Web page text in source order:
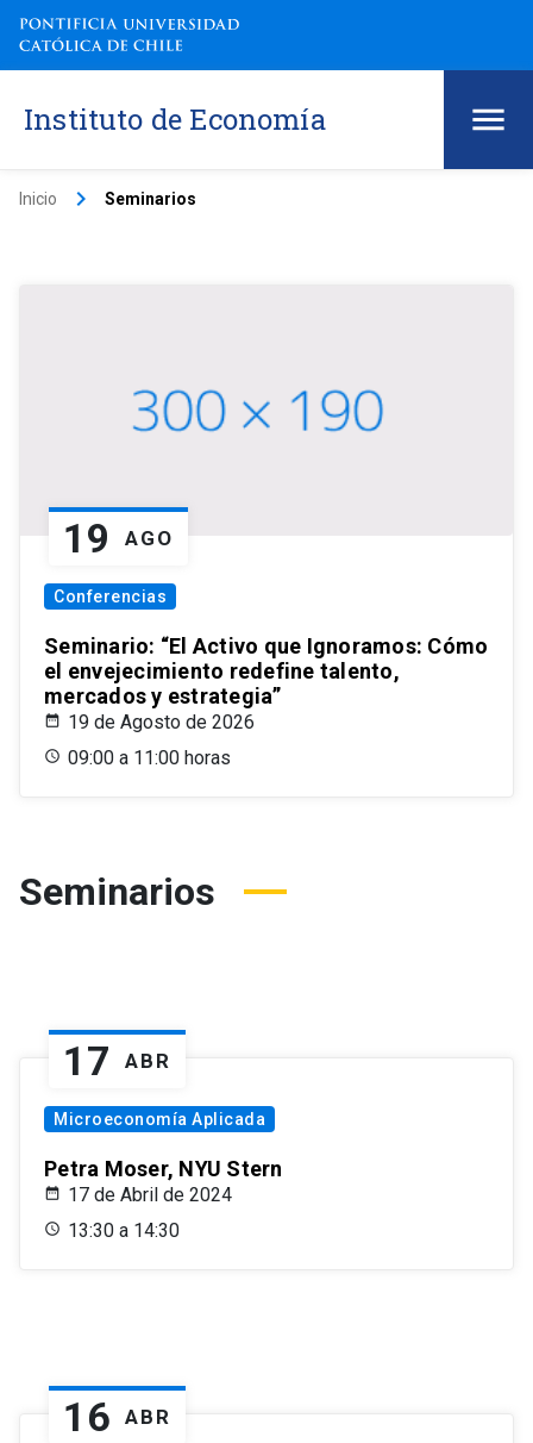
Instituto de Economía
Inicio keyboard_arrow_right Seminarios
19 AGO
Conferencias
Seminario: “El Activo que Ignoramos: Cómo
el envejecimiento redefine talento,
mercados y estrategia”
19 de Agosto de 2026
09:00 a 11:00 horas
Seminarios
17 ABR
Microeconomía Aplicada
Petra Moser, NYU Stern
17 de Abril de 2024
13:30 a 14:30
16 ABR